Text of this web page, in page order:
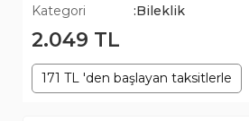
Kategori
:Bileklik
2.049 TL
171 TL 'den başlayan taksitlerle